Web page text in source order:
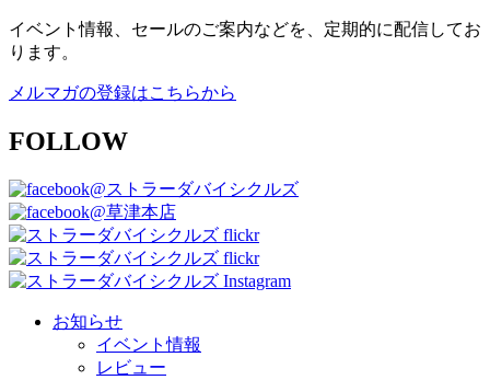
イベント情報、セールのご案内などを、定期的に配信してお
ります。
メルマガの登録はこちらから
FOLLOW
@ストラーダバイシクルズ
@草津本店
お知らせ
イベント情報
レビュー